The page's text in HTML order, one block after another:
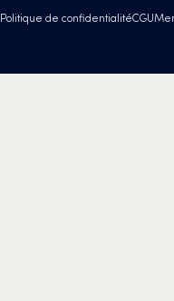
Politique de confidentialitéCGU